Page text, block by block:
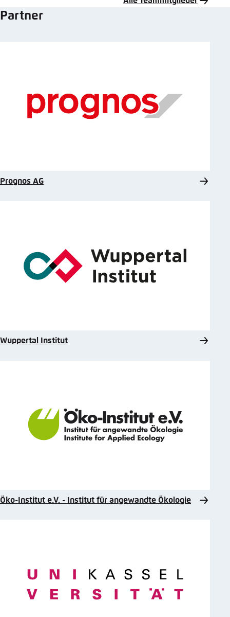
Partner
Prognos AG
Wuppertal Institut
Öko-Institut e.V. - Institut für angewandte Ökologie